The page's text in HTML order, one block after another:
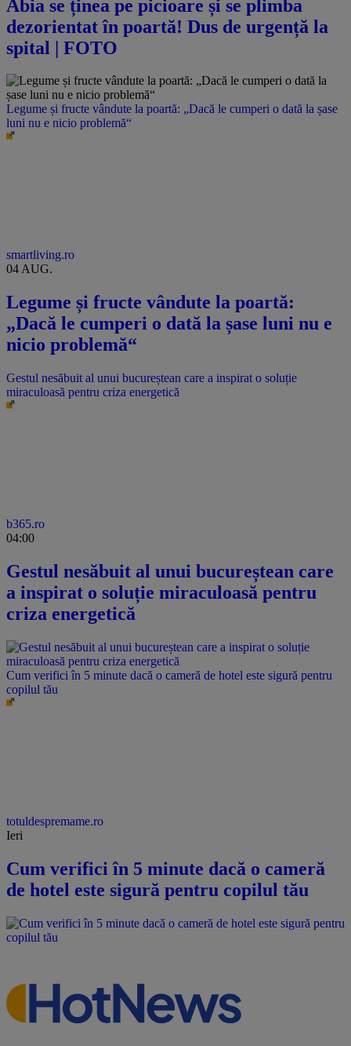
Abia se ținea pe picioare și se plimba
dezorientat în poartă! Dus de urgență la
spital | FOTO
Legume și fructe vândute la poartă: „Dacă le cumperi o dată la șase
luni nu e nicio problemă“
smartliving.ro
04 AUG.
Legume și fructe vândute la poartă:
„Dacă le cumperi o dată la șase luni nu e
nicio problemă“
Gestul nesăbuit al unui bucureștean care a inspirat o soluție
miraculoasă pentru criza energetică
b365.ro
04:00
Gestul nesăbuit al unui bucureștean care
a inspirat o soluție miraculoasă pentru
criza energetică
Cum verifici în 5 minute dacă o cameră de hotel este sigură pentru
copilul tău
totuldespremame.ro
Ieri
Cum verifici în 5 minute dacă o cameră
de hotel este sigură pentru copilul tău